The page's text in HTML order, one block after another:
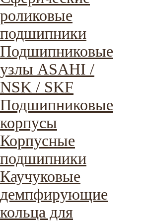
роликовые
подшипники
Подшипниковые
узлы ASAHI /
NSK / SKF
Подшипниковые
корпусы
Корпусные
подшипники
Каучуковые
демпфирующие
кольца для